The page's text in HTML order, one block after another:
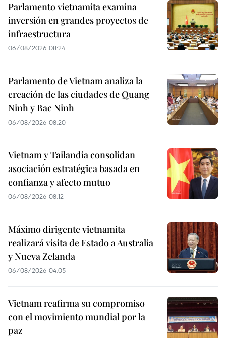
Parlamento vietnamita examina
inversión en grandes proyectos de
infraestructura
06/08/2026 08:24
Parlamento de Vietnam analiza la
creación de las ciudades de Quang
Ninh y Bac Ninh
06/08/2026 08:20
Vietnam y Tailandia consolidan
asociación estratégica basada en
confianza y afecto mutuo
06/08/2026 08:12
Máximo dirigente vietnamita
realizará visita de Estado a Australia
y Nueva Zelanda
06/08/2026 04:05
Vietnam reafirma su compromiso
con el movimiento mundial por la
paz